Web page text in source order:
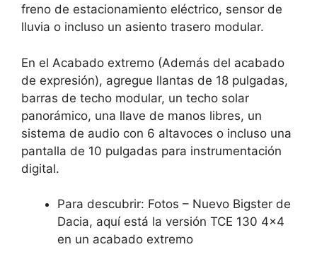
freno de estacionamiento eléctrico, sensor de
lluvia o incluso un asiento trasero modular.
En el Acabado extremo (Además del acabado
de expresión), agregue llantas de 18 pulgadas,
barras de techo modular, un techo solar
panorámico, una llave de manos libres, un
sistema de audio con 6 altavoces o incluso una
pantalla de 10 pulgadas para instrumentación
digital.
Para descubrir: Fotos – Nuevo Bigster de
Dacia, aquí está la versión TCE 130 4×4
en un acabado extremo